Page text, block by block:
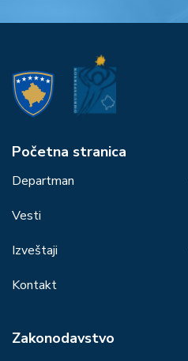
Početna stranica
Departman
Vesti
Izveštaji
Kontakt
Zakonodavstvo